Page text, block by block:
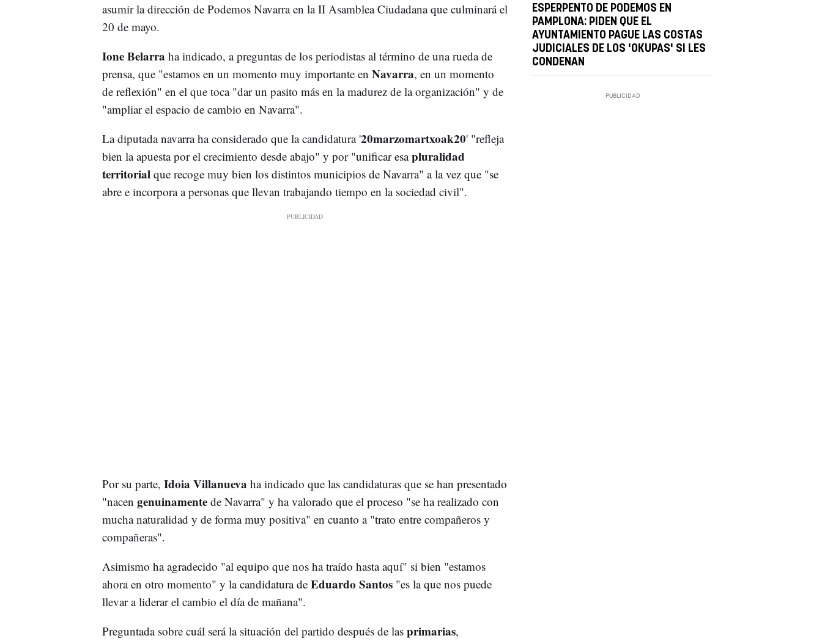
asumir la dirección de Podemos Navarra en la II Asamblea Ciudadana que culminará el
20 de mayo.
Ione Belarra ha indicado, a preguntas de los periodistas al término de una rueda de
prensa, que "estamos en un momento muy importante en Navarra, en un momento
de reflexión" en el que toca "dar un pasito más en la madurez de la organización" y de
"ampliar el espacio de cambio en Navarra".
La diputada navarra ha considerado que la candidatura '20marzomartxoak20' "refleja
bien la apuesta por el crecimiento desde abajo" y por "unificar esapluralidad
territorial que recoge muy bien los distintos municipios de Navarra" a la vez que "se
abre e incorpora a personas que llevan trabajando tiempo en la sociedad civil".
Por su parte, Idoia Villanueva ha indicado que las candidaturas que se han presentado
"nacen genuinamentede Navarra" y ha valorado que el proceso "se ha realizado con
mucha naturalidad y de forma muy positiva" en cuanto a "trato entre compañeros y
compañeras".
Asimismo ha agradecido "al equipo que nos ha traído hasta aquí" si bien "estamos
ahora en otro momento" y la candidatura de Eduardo Santos"es la que nos puede
llevar a liderar el cambio el día de mañana".
Preguntada sobre cuál será la situación del partido después de las primarias,
ESPERPENTO DE PODEMOS EN
PAMPLONA: PIDEN QUE EL
AYUNTAMIENTO PAGUE LAS COSTAS
JUDICIALES DE LOS 'OKUPAS' SI LES
CONDENAN